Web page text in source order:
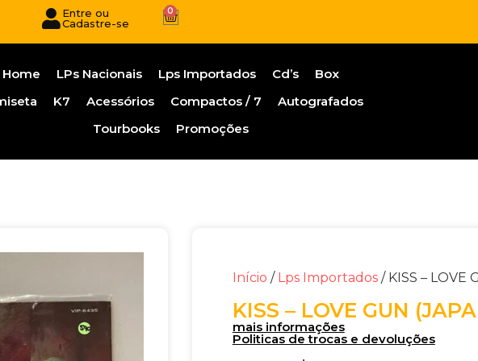
Entre ou
Cadastre-se
0
Home LPs Nacionais Lps Importados Cd’s
Box
K7 Acessórios Compactos / 7
Autografados
Tourbooks
Promoções
Início / Lps Importados/ KISS – LOVE
KISS – LOVE GUN
mais informações
Politicas de trocas e devoluções